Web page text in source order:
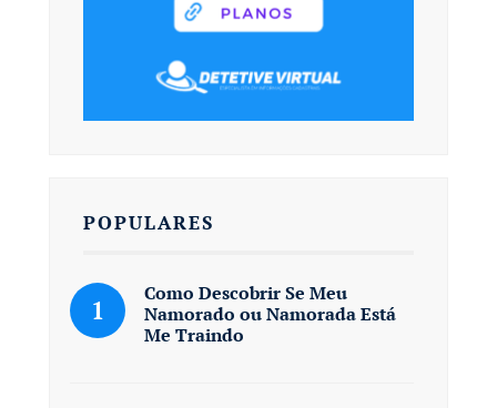
POPULARES
Como Descobrir Se Meu
Namorado ou Namorada Está
Me Traindo